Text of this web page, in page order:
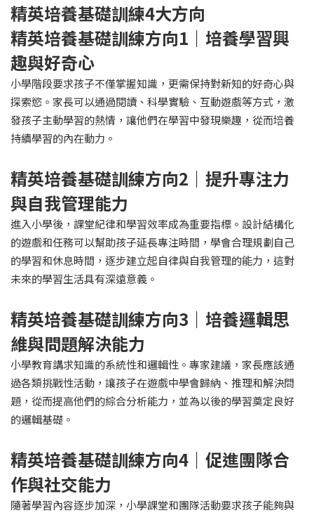
精英培養基礎訓練4大方向
精英培養基礎訓練方向1 ｜ 培養學習興
趣與好奇心
小學階段要求孩子不僅掌握知識，更需保持對新知的好奇心與
探索慾。家長可以通過閱讀、科學實驗、互動遊戲等方式，激
發孩子主動學習的熱情，讓他們在學習中發現樂趣，從而培養
持續學習的內在動力。
精英培養基礎訓練方向2 ｜提升專注力
與自我管理能力
進入小學後，課堂紀律和學習效率成為重要指標。設計結構化
的遊戲和任務可以幫助孩子延長專注時間，學會合理規劃自己
的學習和休息時間，逐步建立起自律與自我管理的能力，這對
未來的學習生活具有深遠意義。
精英培養基礎訓練方向3 ｜ 培養邏輯思
維與問題解決能力
小學教育講求知識的系統性和邏輯性。專家建議，家長應該通
過各類挑戰性活動，讓孩子在遊戲中學會歸納、推理和解決問
題，從而提高他們的綜合分析能力，並為以後的學習奠定良好
的邏輯基礎。
精英培養基礎訓練方向4 ｜促進團隊合
作與社交能力
隨著學習內容逐步加深，小學課堂和團隊活動要求孩子能夠與